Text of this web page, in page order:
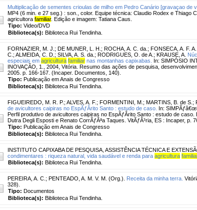
Multiplicação de sementes crioulas de milho em Pedro Canário [gravaçao de
MP4 (6 min. e 27 seg.) : son., color. Equipe técnica: Claudio Rodex e Thiago
agricultora familiar. Edição e imagem: Tatiana Caus.
Tipo: Video/DVD
Biblioteca(s): Biblioteca Rui Tendinha.
FORNAZIER, M. J. ; DE MUNER, L. H. ; ROCHA, A. C. da. ; FONSECA, A. F. A.
C. ; ALMEIDA, C. D. ; SILVA, A. S. da. ; RODRIGUES, O. de A. ; KRAUSE, A.
especiais em agricultura familiar nas montanhas capixabas.
In: SIMPÓSIO
INOVAÇÃO, 1., 2004, Vitória. Resumo das ações de pesquisa,
2005. p. 166-167. (Incaper. Documentos, 140).
Tipo: Publicação em Anais de Congresso
Biblioteca(s): Biblioteca Rui Tendinha.
FIGUEIREDO, M. R. P. ; ALVES, A. F. ; FORMENTINI, M. ; MARTINS, B. de S. ;
de avicultores caipiras no EspÃƒÂ­rito Santo : estudo de caso. In:
Perfil produtivo de avicultores caipiras no EspÃƒÂ­rito Santo : estudo de
Dutra Degli Esposti e Renato CorrÃƒÂªa Taques. VitÃƒÂ³ria, ES : Incaper, p.
Tipo: Publicação em Anais de Congresso
Biblioteca(s): Biblioteca Rui Tendinha.
INSTITUTO CAPIXABA DE PESQUISA, ASSISTÊNCIA TÉCNICA E
condimentares : riqueza natural, vida saudável e renda para agricultura
Biblioteca(s): Biblioteca Rui Tendinha.
PEREIRA, A. C. ; PENTEADO, A. M. V. M. (Org.). Receita da minha terra.
328).
Tipo: Documentos
Biblioteca(s): Biblioteca Rui Tendinha.